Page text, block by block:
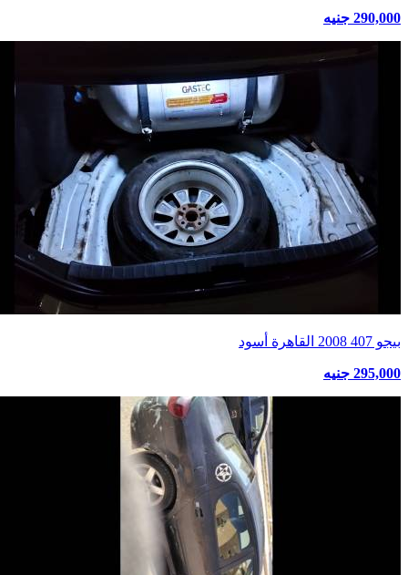
290,000 جنيه
بيجو 407 2008 القاهرة أسود
295,000 جنيه